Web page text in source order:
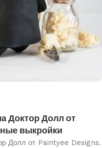
Доктор Долл от
выкройки
Долл от Paintyee Designs.